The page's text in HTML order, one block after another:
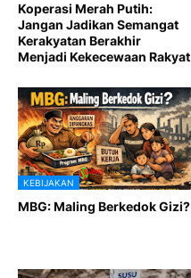
Koperasi Merah Putih:
Jangan Jadikan Semangat
Kerakyatan Berakhir
Menjadi Kekecewaan Rakyat
KEBIJAKAN
MBG: Maling Berkedok Gizi?